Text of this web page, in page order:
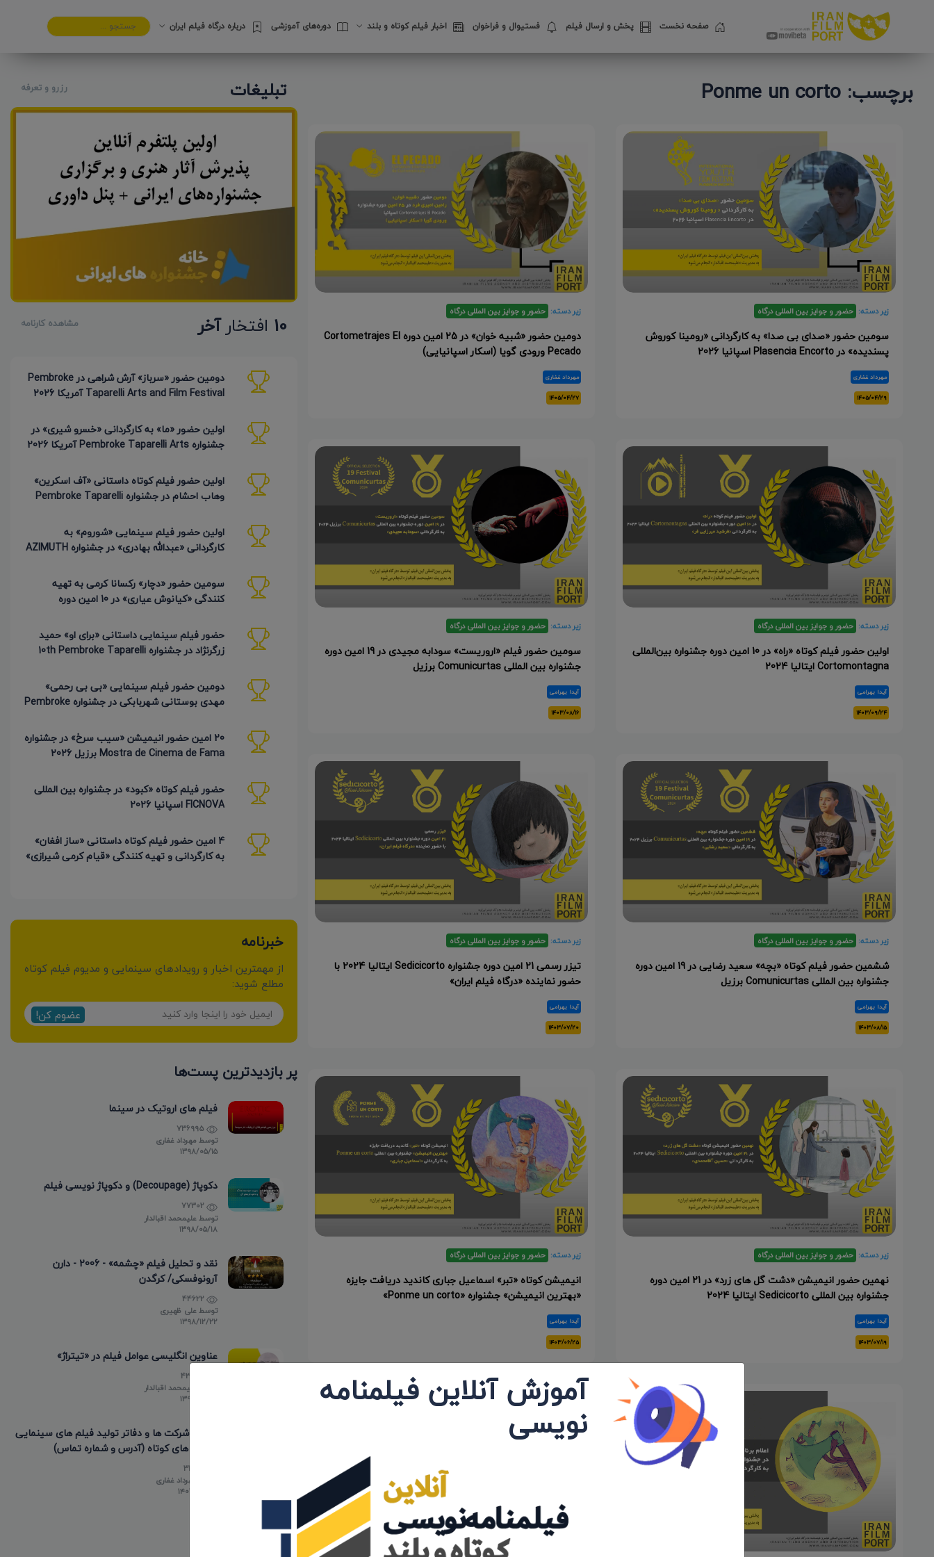
صفحه نخست پخش و ارسال فیلم فستیوال‌ و فراخوان اخبار فیلم کوتاه و بلند دوره‌های آموزشی درباره درگاه فیلم ایران
برچسب: Ponme un corto
زیر دسته: حضور و جوایز بین المللی درگاه
سومین حضور «صدای بی صدا» به کارگردانی «رومینا کوروش
پسندیده» در Plasencia Encorto اسپانیا 2026
مهرداد غفاری
۱۴۰۵/۰۴/۲۹
زیر دسته: حضور و جوایز بین المللی درگاه
دومین حضور «شبیه خوان» در 25 امین دوره Cortometrajes El
Pecado ورودی گویا (اسکار اسپانیایی)
مهرداد غفاری
۱۴۰۵/۰۴/۲۷
زیر دسته: حضور و جوایز بین المللی درگاه
اولین حضور فیلم کوتاه «راه» در 10 امین دوره جشنواره بین‌المللی
Cortomontagna ایتالیا 2024
آیدا بهرامی
۱۴۰۳/۰۹/۲۴
زیر دسته: حضور و جوایز بین المللی درگاه
سومین حضور فیلم «اروریست» سودابه مجیدی در 19 امین دوره
جشنواره بین المللی Comunicurtas برزیل
آیدا بهرامی
۱۴۰۳/۰۸/۱۶
زیر دسته: حضور و جوایز بین المللی درگاه
ششمین حضور فیلم کوتاه «بچه» سعید رضایی در 19 امین دوره
جشنواره بین المللی Comunicurtas برزیل
آیدا بهرامی
۱۴۰۳/۰۸/۱۵
زیر دسته: حضور و جوایز بین المللی درگاه
تیزر رسمی 21 امین دوره جشنواره Sedicicorto ایتالیا 2024 با
حضور نماینده «درگاه فیلم ایران»
آیدا بهرامی
۱۴۰۳/۰۷/۲۰
زیر دسته: حضور و جوایز بین المللی درگاه
نهمین حضور انیمیشن «دشت گل های زرد» در 21 امین دوره
جشنواره بین المللی Sedicicorto ایتالیا 2024
آیدا بهرامی
۱۴۰۳/۰۷/۱۹
زیر دسته: حضور و جوایز بین المللی درگاه
انیمیشن کوتاه «تبر» اسماعیل جباری کاندید دریافت جایزه
«بهترین انیمیشن» جشنواره «Ponme un corto»
آیدا بهرامی
۱۴۰۳/۰۶/۲۵
تبلیغات رزرو و تعرفه
10 افتخارآخر مشاهده کارنامه
دومین حضور «سرباز» آرش شراهی در Pembroke
Taparelli Arts and Film Festival آمریکا 2026
اولین حضور «ما» به کارگردانی «خسرو شیری» در
جشنواره Pembroke Taparelli Arts آمریکا 2026
اولین حضور فیلم کوتاه داستانی «آف اسکرین»
وهاب احشام در جشنواره Pembroke Taparelli
اولین حضور فیلم سینمایی «شوروم» به
کارگردانی «عبدالله بهادری» در جشنواره AZIMUTH
سومین حضور «دچار» رکسانا کرمی به تهیه
کنندگی «کیانوش عیاری» در 10 امین دوره
حضور فیلم سینمایی داستانی «برای او» حمید
زرگرنژاد در جشنواره 10th Pembroke Taparelli
دومین حضور فیلم سینمایی «بی بی رحمی»
مهدی بوستانی شهربابکی در جشنواره Pembroke
20 امین حضور انیمیشن «سیب سرخ» در جشنواره
Mostra de Cinema de Fama برزیل 2026
حضور فیلم کوتاه «کبود» در جشنواره بین المللی
FICNOVA اسپانیا 2026
4 امین حضور فیلم کوتاه داستانی «ساز افغان»
به کارگردانی و تهیه کنندگی «قیام کرمی شیرازی»
خبرنامه
از مهمترین اخبار و رویدادهای سینمایی و مدیوم فیلم کوتاه
مطلع شوید:
عضوم کن!
پر بازدیدترین پست‌ها
فیلم های اروتیک در سینما
توسط مهرداد غفاری
۱۳۹۸/۰۵/۱۵
دکوپاژ (Decoupage) و دکوپاژ نویسی فیلم
توسطعلیمحمد اقبالدار
۱۳۹۸/۰۵/۱۸
نقد و تحلیل فیلم «چشمه» - 2006 - دارن
آرونوفسکی/ کرگدن
توسطعلی ظهیری
۱۳۹۸/۱۲/۲۲
عناوین انگلیسی عوامل فیلم در «تیتراژ»
علیمحمد اقبالدار
۱۳۹۸/۰۵/۱۰
لیست شرکت ها و دفاتر تولید فیلم های سینمایی
و فیلم های کوتاه (آدرس و شماره تماس)
مهرداد غفاری
۱۴۰۳/۰۲/۲۰
آموزش آنلاین فیلمنامه
نویسی